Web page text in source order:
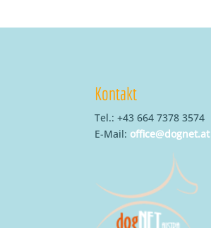
Kontakt
Tel.: +43 664 7378 3574
E-Mail: office@dognet.at